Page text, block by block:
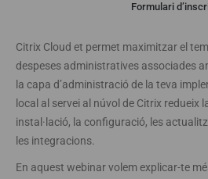
Formulari
Citrix Cloud et permet maximitzar el
despeses administratives associades
la capa d’administració de la teva
local al servei al núvol de Citrix redueix
instal·lació, la configuració, les
les integracions.
En aquest webinar volem explicar-te